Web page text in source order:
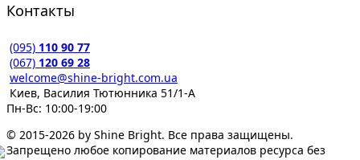
Контакты
(095) 110 90 77
(067) 120 69 28
welcome@shine-bright.com.ua
Киев, Василия Тютюнника 51/1-А
Пн-Вс: 10:00-19:00
© 2015-2026 by Shine Bright. Все права защищены.
Запрещено любое копирование материалов ресурса без